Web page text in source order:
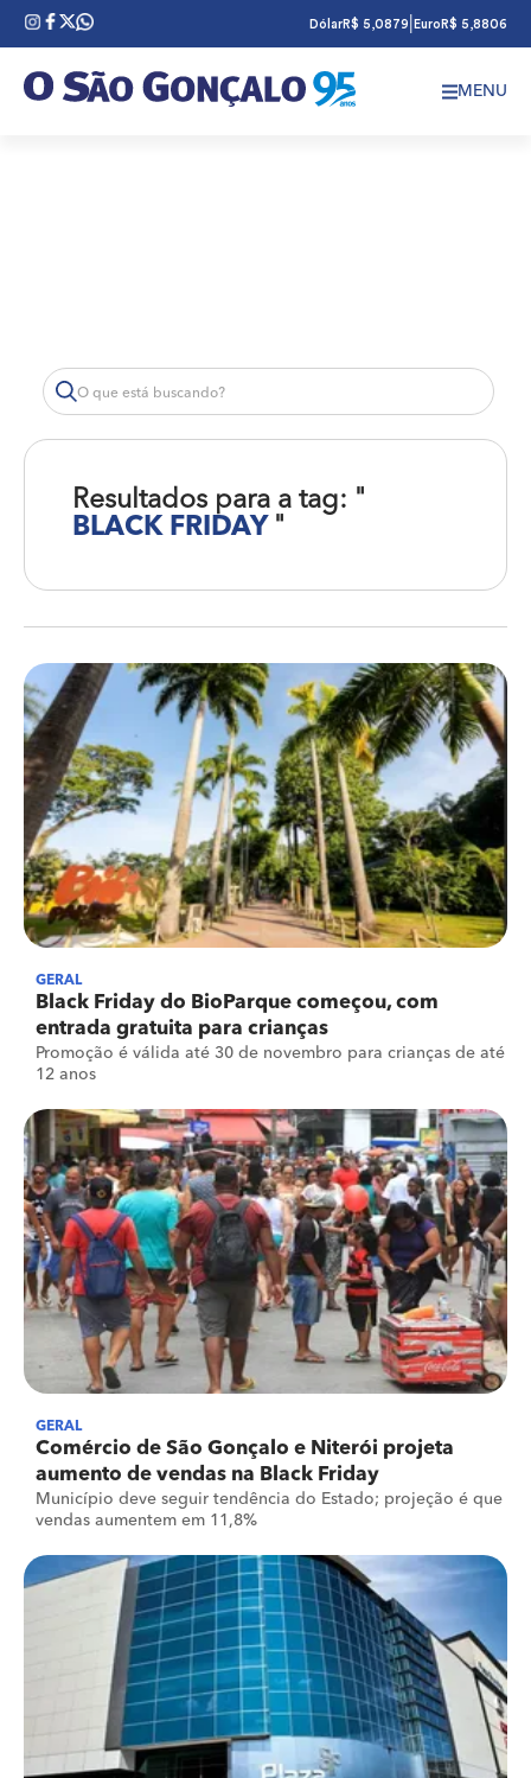
DólarR$ 5,0879 Euro R$ 5,8806
MENU
Resultados para a tag: "
BLACK FRIDAY "
GERAL
Black Friday do BioParque começou, com
entrada gratuita para crianças
Promoção é válida até 30 de novembro para crianças de até
12 anos
GERAL
Comércio de São Gonçalo e Niterói projeta
aumento de vendas na Black Friday
Município deve seguir tendência do Estado; projeção é que
vendas aumentem em 11,8%